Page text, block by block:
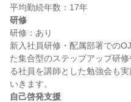
研修
研修：あり
新入社員研修・配属部署での
た集合型のステップアップ研
る社員を講師とした勉強会も
自己啓発支援